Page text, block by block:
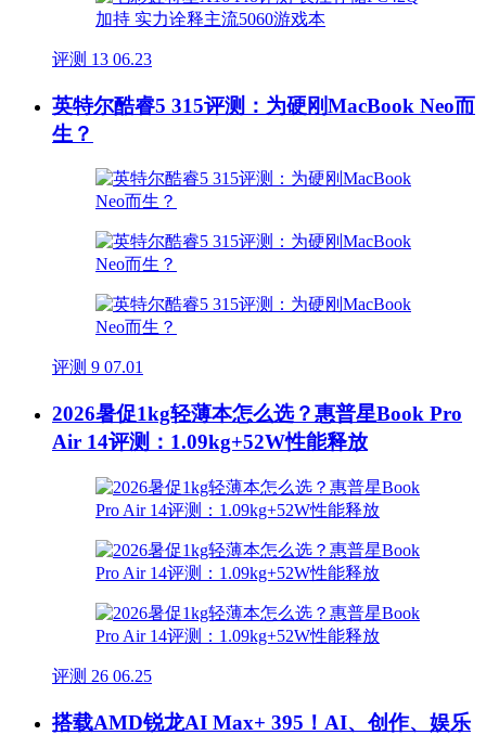
评测 13 06.23
英特尔酷睿5 315评测：为硬刚MacBook Neo而
生？
评测 9 07.01
2026暑促1kg轻薄本怎么选？惠普星Book Pro
Air 14评测：1.09kg+52W性能释放
评测 26 06.25
搭载AMD锐龙AI Max+ 395！AI、创作、娱乐